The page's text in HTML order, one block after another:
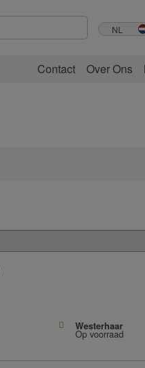
Contact Over Ons
Westerhaar
Op voorraad